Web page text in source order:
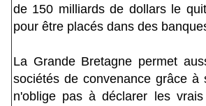
de 150 milliards de dollars le
pour être placés dans des
La Grande Bretagne permet
sociétés de convenance grâce à
n'oblige pas à déclarer les